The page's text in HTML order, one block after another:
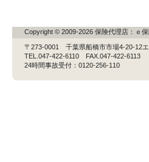
Copyright © 2009-2026 保険代理店：ｅ
〒273-0001 千葉県船橋市市場4-20-12
TEL.047-422-6110 FAX.047-422-6113
24時間事故受付：0120-256-110